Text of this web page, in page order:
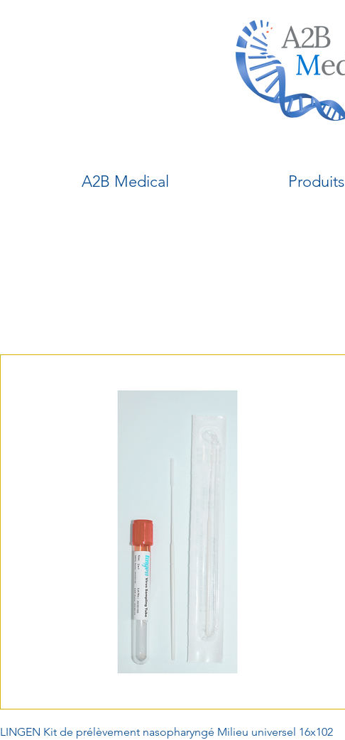
A2B Medical Produits
LINGEN Kit de prélèvement nasopharyngé Milieu universel 16x102